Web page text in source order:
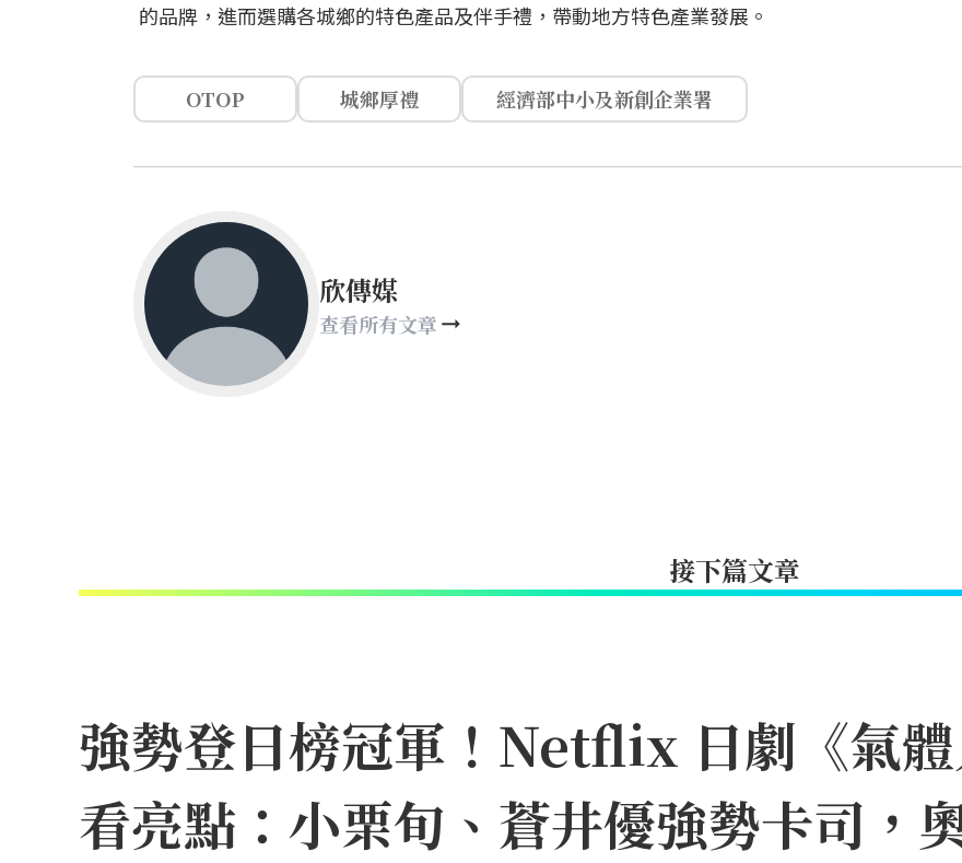
的品牌，進而選購各城鄉的特色產品及伴手禮，帶動地方特色產業發展。
OTOP 城鄉厚禮 經濟部中小及新創企業署
欣傳媒
查看所有文章
接下篇文章
強勢登日榜冠軍！Netflix 日劇《氣
看亮點：小栗旬、蒼井優強勢卡司，